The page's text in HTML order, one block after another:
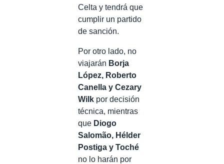
Celta y tendrá que
cumplir un partido
de sanción.
Por otro lado, no
viajarán Borja
López, Roberto
Canella y Cezary
Wilk por decisión
técnica, mientras
que Diogo
Salomão, Hélder
Postiga y Toché
no lo harán por